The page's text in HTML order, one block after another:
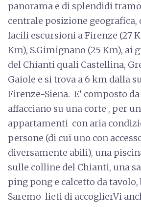
panorama e di splendidi
centrale posizione geografica,
facili escursioni a Firenze (27
Km), S.Gimignano (25 Km), ai
del Chianti quali Castellina,
Gaiole e si trova a 6 km dalla
Firenze-Siena. E’ composto
affacciano su una corte , per
appartamenti con aria
persone (di cui uno con
diversamente abili), una
sulle colline del Chianti, una
ping pong e calcetto da tavolo,
Saremo lieti di accoglierVi